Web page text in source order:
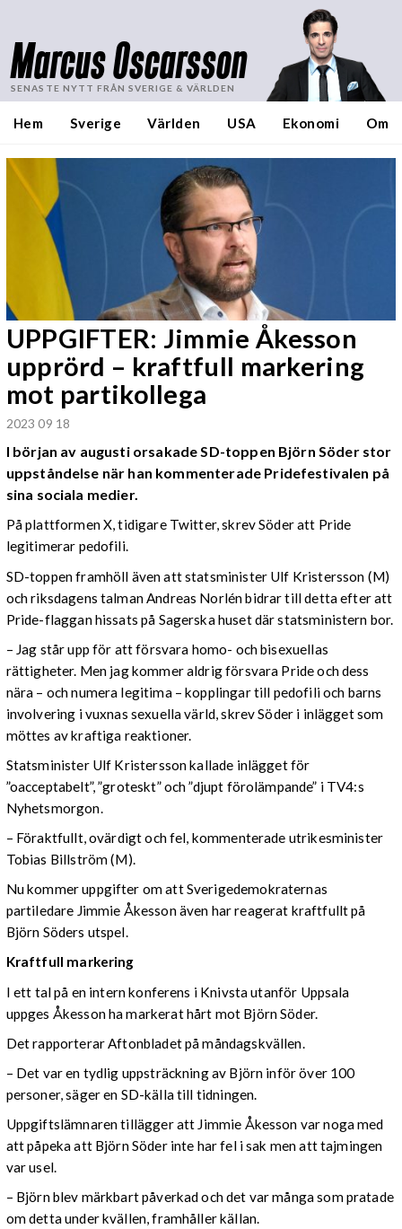
Marcus Oscarsson
SENASTE NYTT FRÅN SVERIGE & VÄRLDEN
Hem Sverige Världen USA Ekonomi Om
UPPGIFTER: Jimmie Åkesson
upprörd – kraftfull markering
mot partikollega
2023 09 18
I början av augusti orsakade SD-toppen Björn Söder stor
uppståndelse när han kommenterade Pridefestivalen på
sina sociala medier.
På plattformen X, tidigare Twitter, skrev Söder att Pride
legitimerar pedofili.
SD-toppen framhöll även att statsminister Ulf Kristersson (M)
och riksdagens talman Andreas Norlén bidrar till detta efter att
Pride-flaggan hissats på Sagerska huset där statsministern bor.
– Jag står upp för att försvara homo- och bisexuellas
rättigheter. Men jag kommer aldrig försvara Pride och dess
nära – och numera legitima – kopplingar till pedofili och barns
involvering i vuxnas sexuella värld, skrev Söder i inlägget som
möttes av kraftiga reaktioner.
Statsminister Ulf Kristersson kallade inlägget för
”oacceptabelt”, ”groteskt” och ”djupt förolämpande” i TV4:s
Nyhetsmorgon.
– Föraktfullt, ovärdigt och fel, kommenterade utrikesminister
Tobias Billström (M).
Nu kommer uppgifter om att Sverigedemokraternas
partiledare Jimmie Åkesson även har reagerat kraftfullt på
Björn Söders utspel.
Kraftfull markering
I ett tal på en intern konferens i Knivsta utanför Uppsala
uppges Åkesson ha markerat hårt mot Björn Söder.
Det rapporterar Aftonbladet på måndagskvällen.
– Det var en tydlig uppsträckning av Björn inför över 100
personer, säger en SD-källa till tidningen.
Uppgiftslämnaren tillägger att Jimmie Åkesson var noga med
att påpeka att Björn Söder inte har fel i sak men att tajmingen
var usel.
– Björn blev märkbart påverkad och det var många som pratade
om detta under kvällen, framhåller källan.